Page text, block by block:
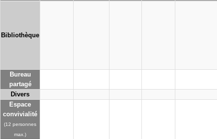
Bibliothèque
Bureau
partagé
Divers
Espace
convivialité
(12 personnes
max.)